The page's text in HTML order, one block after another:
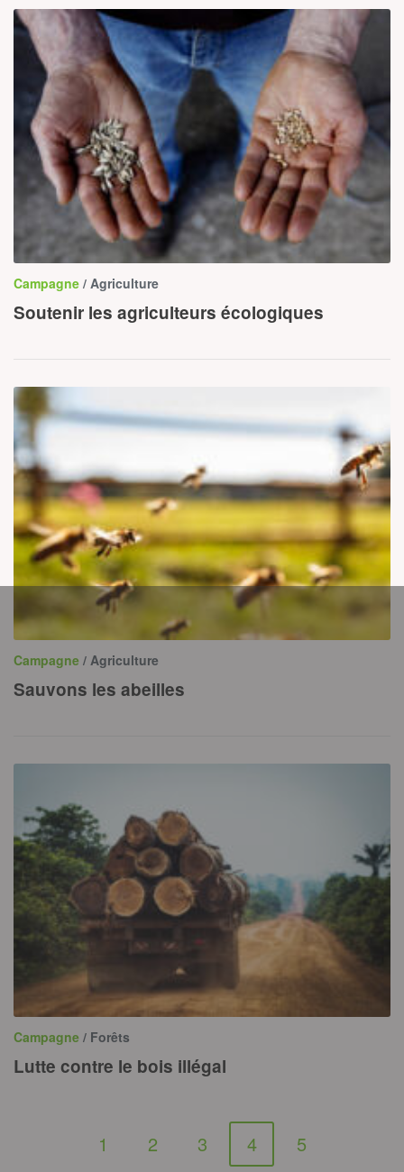
Campagne / Agriculture
Soutenir les agriculteurs écologiques
Campagne / Agriculture
Sauvons les abeilles
Campagne / Forêts
Lutte contre le bois illégal
1 2 3 4 5